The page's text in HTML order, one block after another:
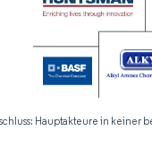
Hauptakteure in keiner